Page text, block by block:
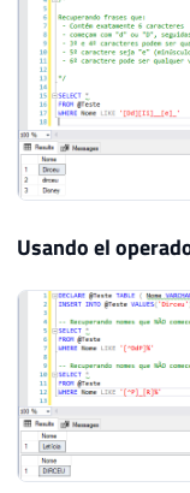
Usando el